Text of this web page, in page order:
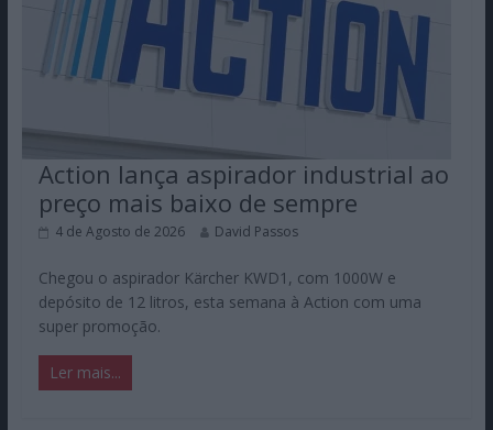
Action lança aspirador industrial ao
preço mais baixo de sempre
4 de Agosto de 2026 David Passos
Chegou o aspirador Kärcher KWD1, com 1000W e
depósito de 12 litros, esta semana à Action com uma
super promoção.
Ler mais...